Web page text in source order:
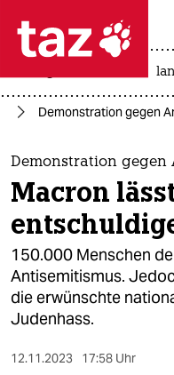
 taz
themen
politik
öko
gesellschaft
kultur
sport
Demonstration gegen
Demonstration gegen
Macron
150.000 Menschen
Antisemitismus.
die erwünschte
Judenhass.
12.11.2023 17:58 Uhr